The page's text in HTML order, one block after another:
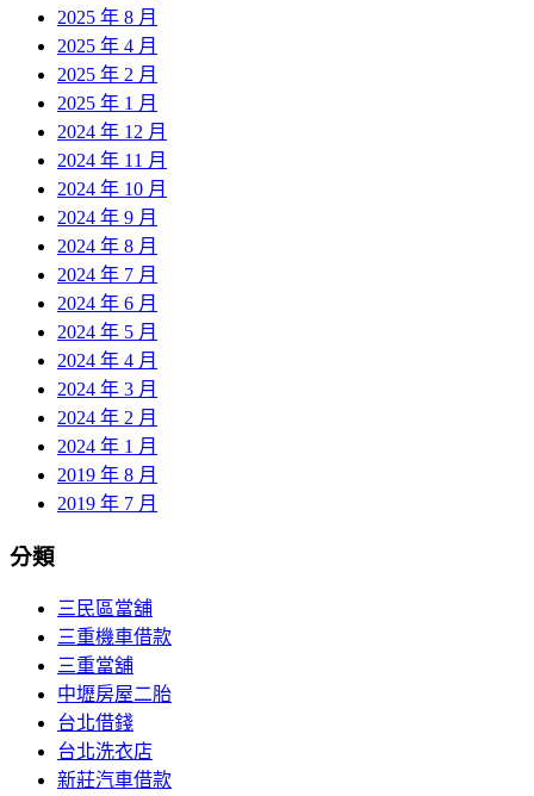
2025 年 8 月
2025 年 4 月
2025 年 2 月
2025 年 1 月
2024 年 12 月
2024 年 11 月
2024 年 10 月
2024 年 9 月
2024 年 8 月
2024 年 7 月
2024 年 6 月
2024 年 5 月
2024 年 4 月
2024 年 3 月
2024 年 2 月
2024 年 1 月
2019 年 8 月
2019 年 7 月
分類
三民區當舖
三重機車借款
三重當舖
中壢房屋二胎
台北借錢
台北洗衣店
新莊汽車借款